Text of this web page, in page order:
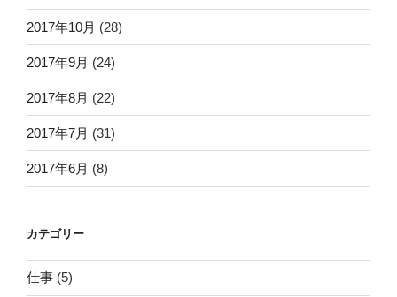
2017年10月 (28)
2017年9月 (24)
2017年8月 (22)
2017年7月 (31)
2017年6月 (8)
カテゴリー
仕事 (5)